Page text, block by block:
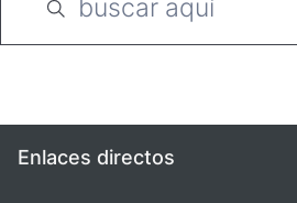
Enlaces directos